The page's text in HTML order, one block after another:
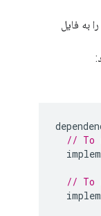
وابستگی‌های کتابخانه‌های اندروید ML Kit را به فایل
// To
// To